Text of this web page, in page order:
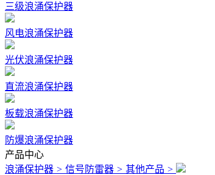
三级浪涌保护器
风电浪涌保护器
光伏浪涌保护器
直流浪涌保护器
板载浪涌保护器
防爆浪涌保护器
产品中心
浪涌保护器 > 信号防雷器 > 其他产品 >